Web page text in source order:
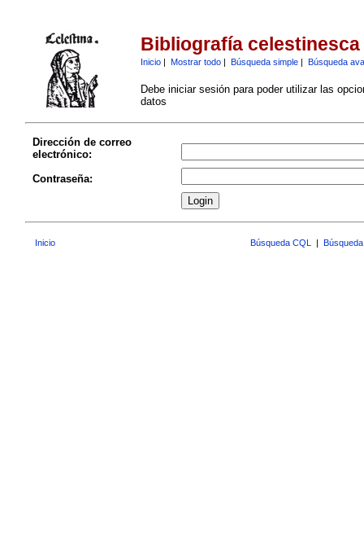
Bibliografía celestinesca
Inicio| Mostrar todo| Búsqueda simple| Búsqueda
Debe iniciar sesión para poder utilizar las
datos
Dirección de correo
electrónico:
Contraseña:
Inicio Búsqueda CQL |